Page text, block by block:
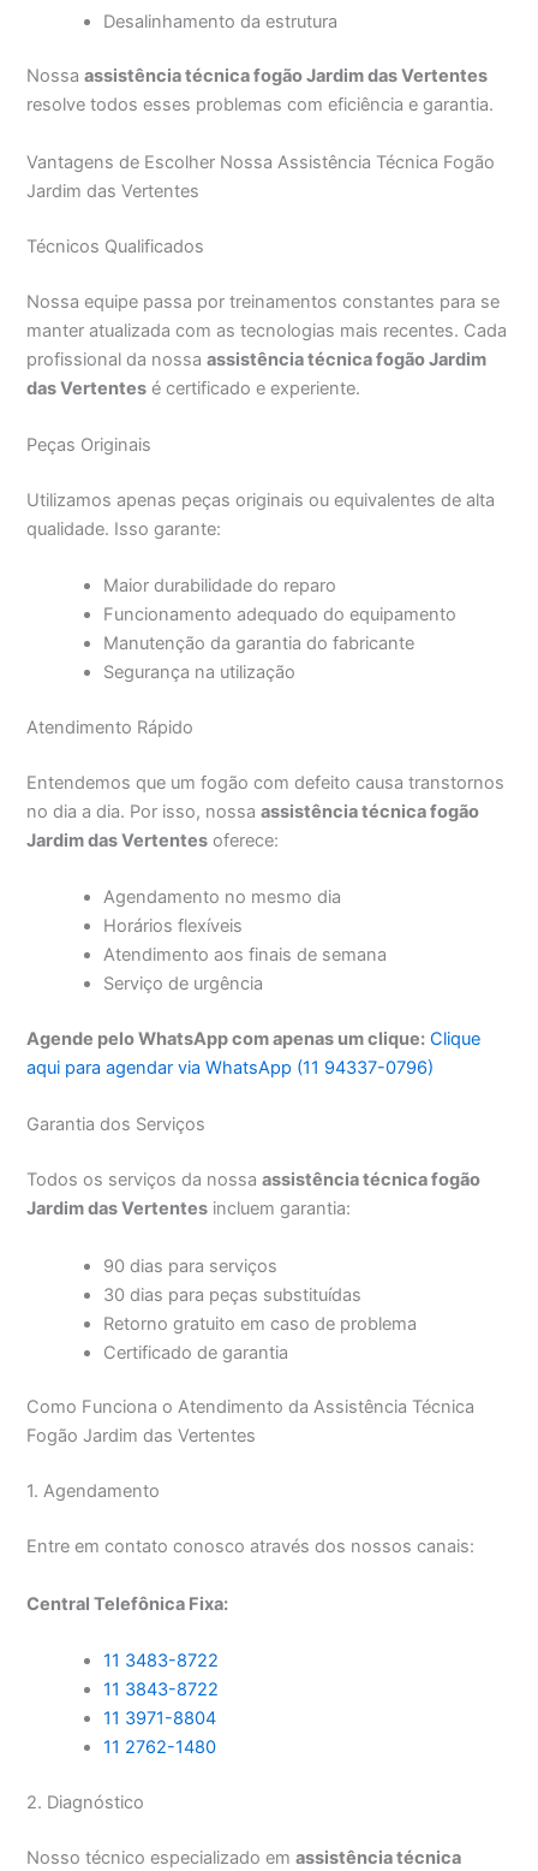
Desalinhamento da estrutura
Nossaassistência técnica fogão Jardim das Vertentes
resolve todos esses problemas com eficiência e garantia.
Vantagens de Escolher Nossa Assistência Técnica Fogão
Jardim das Vertentes
Técnicos Qualificados
Nossa equipe passa por treinamentos constantes para se
manter atualizada com as tecnologias mais recentes. Cada
profissional da nossaassistência técnica fogão Jardim
das Vertentes é certificado e experiente.
Peças Originais
Utilizamos apenas peças originais ou equivalentes de alta
qualidade. Isso garante:
Maior durabilidade do reparo
Funcionamento adequado do equipamento
Manutenção da garantia do fabricante
Segurança na utilização
Atendimento Rápido
Entendemos que um fogão com defeito causa transtornos
no dia a dia. Por isso, nossaassistência técnica fogão
Jardim das Vertentes oferece:
Agendamento no mesmo dia
Horários flexíveis
Atendimento aos finais de semana
Serviço de urgência
Agende pelo WhatsApp com apenas um clique: Clique
aqui para agendar via WhatsApp (11 94337-0796)
Garantia dos Serviços
Todos os serviços da nossaassistência técnica fogão
Jardim das Vertentes incluem garantia:
90 dias para serviços
30 dias para peças substituídas
Retorno gratuito em caso de problema
Certificado de garantia
Como Funciona o Atendimento da Assistência Técnica
Fogão Jardim das Vertentes
1. Agendamento
Entre em contato conosco através dos nossos canais:
Central Telefônica Fixa:
11 3483-8722
11 3843-8722
11 3971-8804
11 2762-1480
2. Diagnóstico
Nosso técnico especializado emassistência técnica